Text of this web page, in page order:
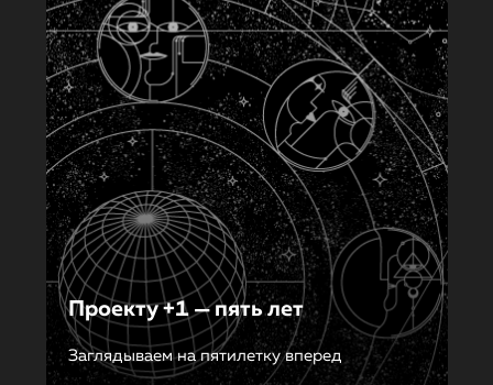
Проекту +1 — пять лет
Заглядываем на пятилетку вперед